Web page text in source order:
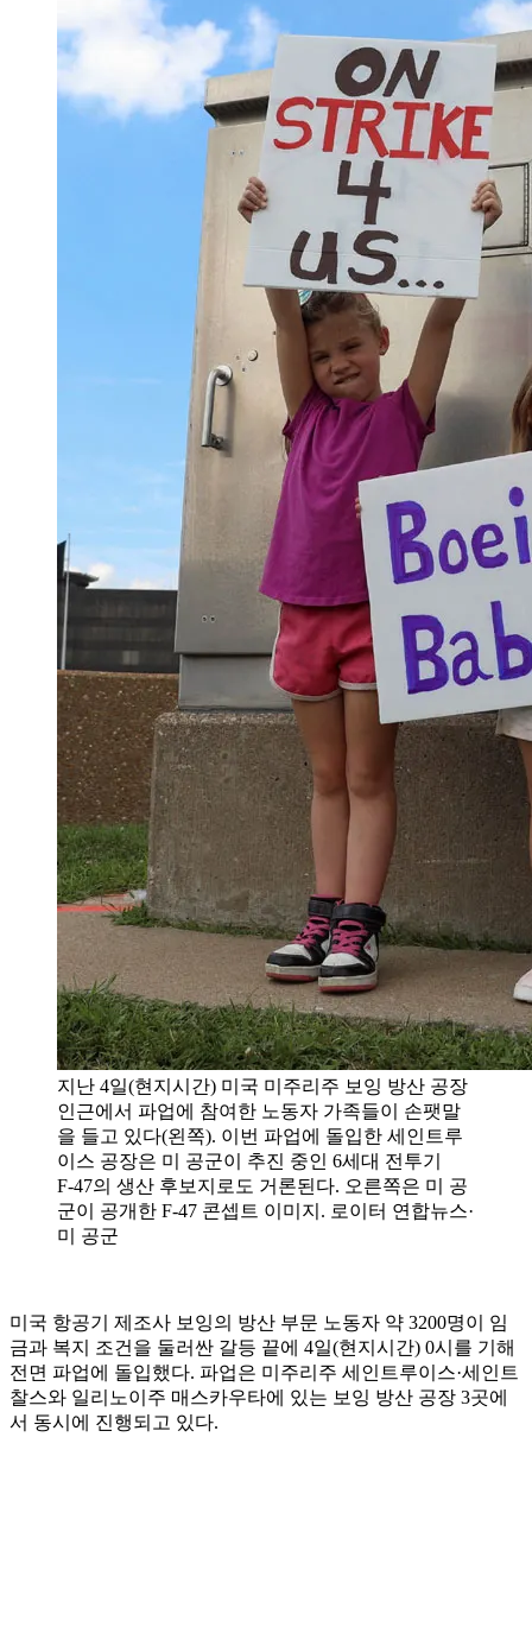
지난 4일(현지시간) 미국 미주리주 보잉 방산 공장
인근에서 파업에 참여한 노동자 가족들이 손팻말
을 들고 있다(왼쪽). 이번 파업에 돌입한 세인트루
이스 공장은 미 공군이 추진 중인 6세대 전투기
F‑47의 생산 후보지로도 거론된다. 오른쪽은 미 공
군이 공개한 F‑47 콘셉트 이미지. 로이터 연합뉴스·
미 공군
미국 항공기 제조사 보잉의 방산 부문 노동자 약 3200명이 임
금과 복지 조건을 둘러싼 갈등 끝에 4일(현지시간) 0시를 기해
전면 파업에 돌입했다. 파업은 미주리주 세인트루이스·세인트
찰스와 일리노이주 매스카우타에 있는 보잉 방산 공장 3곳에
서 동시에 진행되고 있다.